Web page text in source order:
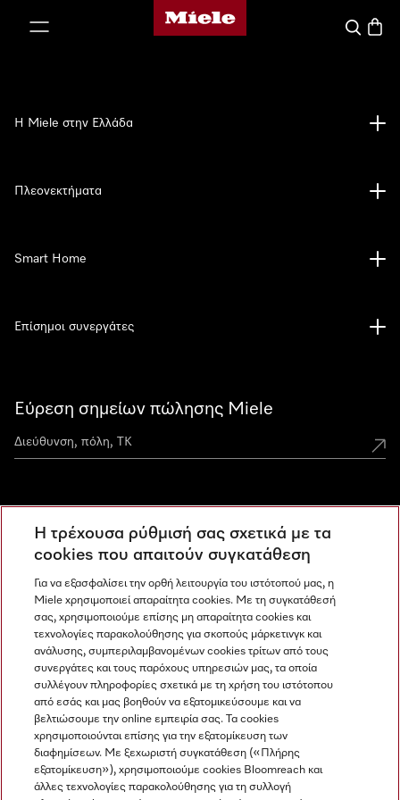
Αρχική σελίδα της Miele
Εύρεση σημείων πώλησης Miele
Ανακαλύψτε τα Miele Experience Center
Newsletter
Η Miele στην Ελλάδα
Πλεονεκτήματα
Smart Home
Επίσημοι συνεργάτες
Miele στο Instagram
Miele στο Facebook
Miele στο Youtube
Η τρέχουσα ρύθμισή σας σχετικά με τα
cookies που απαιτούν συγκατάθεση
Για να εξασφαλίσει την ορθή λειτουργία του ιστότοπού μας, η
Miele χρησιμοποιεί απαραίτητα cookies. Με τη συγκατάθεσή
σας, χρησιμοποιούμε επίσης μη απαραίτητα cookies και
τεχνολογίες παρακολούθησης για σκοπούς μάρκετινγκ και
ανάλυσης, συμπεριλαμβανομένων cookies τρίτων από τους
συνεργάτες και τους παρόχους υπηρεσιών μας, τα οποία
συλλέγουν πληροφορίες σχετικά με τη χρήση του ιστότοπου
από εσάς και μας βοηθούν να εξατομικεύσουμε και να
βελτιώσουμε την online εμπειρία σας. Τα cookies
χρησιμοποιούνται επίσης για την εξατομίκευση των
διαφημίσεων. Με ξεχωριστή συγκατάθεση («Πλήρης
εξατομίκευση»), χρησιμοποιούμε cookies Bloomreach και
άλλες τεχνολογίες παρακολούθησης για τη συλλογή